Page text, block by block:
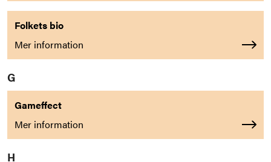
Folkets bio
Mer information
G
Gameffect
Mer information
H